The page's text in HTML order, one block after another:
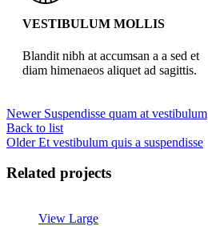
VESTIBULUM MOLLIS
Blandit nibh at accumsan a a sed et
diam himenaeos aliquet ad sagittis.
Newer Suspendisse quam at vestibulum
Back to list
Older Et vestibulum quis a suspendisse
Related projects
View Large